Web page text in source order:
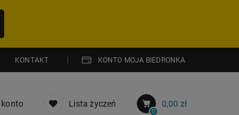
KONTAKT KONTO MOJA BIEDRONKA
konto Lista życzeń
0
0,00 zł